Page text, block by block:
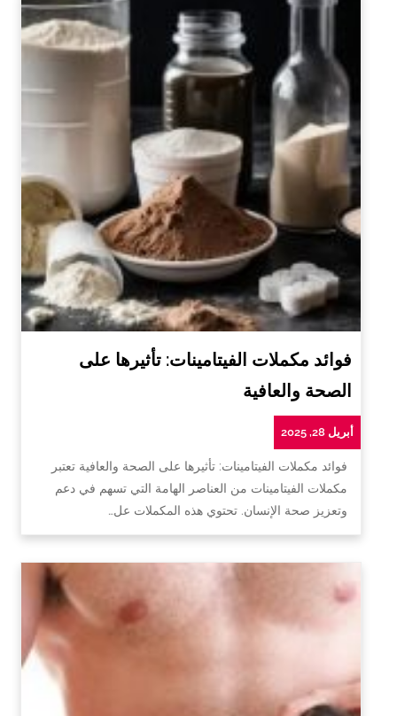
فوائد مكملات الفيتامينات: تأثيرها على
الصحة والعافية
أبريل 28, 2025
فوائد مكملات الفيتامينات: تأثيرها على الصحة والعافية تعتبر
مكملات الفيتامينات من العناصر الهامة التي تسهم في دعم
وتعزيز صحة الإنسان. تحتوي هذه المكملات عل…